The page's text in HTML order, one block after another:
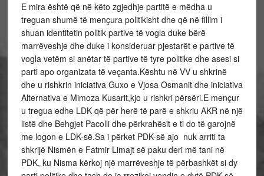
E mira është që në këto zgjedhje partitë e mëdha u
treguan shumë të mençura politikisht dhe që në fillim i
shuan identitetin politik partive të vogla duke bërë
marrëveshje dhe duke i konsideruar pjestarët e partive të
vogla vetëm si anëtar të partive të tyre politike dhe asesi si
parti apo organizata të veçanta.Kështu në VV u shkrinë
dhe u rishkrin iniciativa Guxo e Vjosa Osmanit dhe iniciativa
Alternativa e Mimoza Kusarit,kjo u rishkri përsëri.E mençur
u tregua edhe LDK që për herë të parë e shkriu AKR në një
listë dhe Behgjet Pacolli dhe përkrahësit e ti do të garojnë
me logon e LDK-së.Sa i përket PDK-së ajo nuk arriti ta
shkrijë Nismën e Fatmir Limajt së paku deri më tani në
PDK, ku Nisma kërkoj një marrëveshje të përbashkët si dy